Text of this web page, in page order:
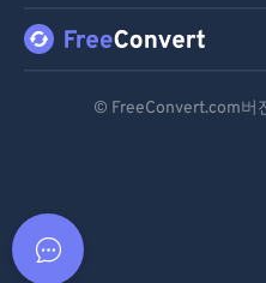
© FreeConvert.com버